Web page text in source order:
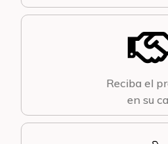
Reciba el
en su